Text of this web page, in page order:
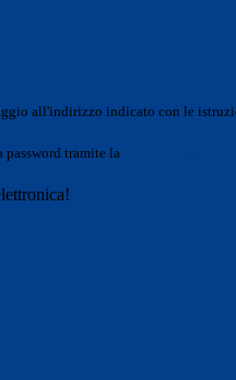
all'indirizzo indicato con le
password tramite la